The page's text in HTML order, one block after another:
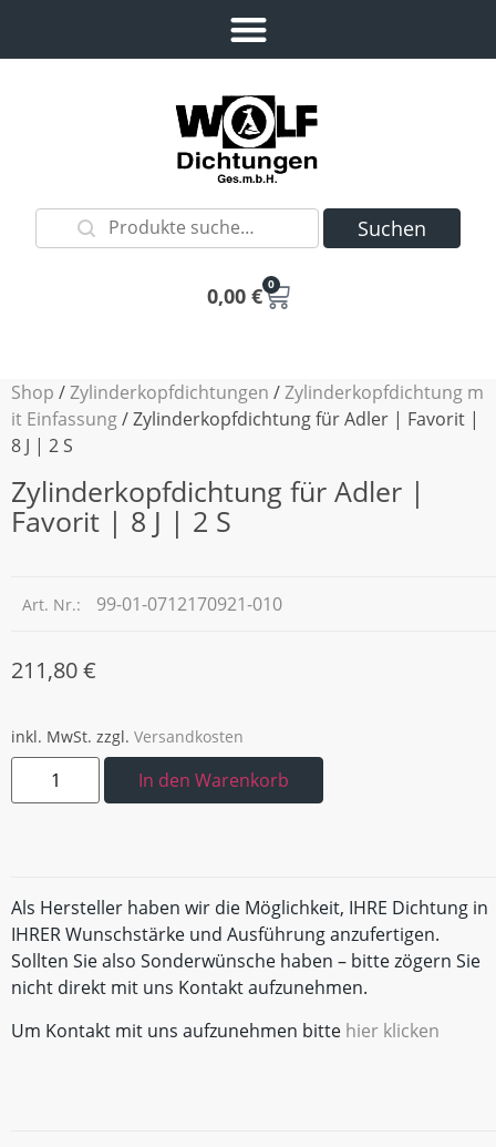
Suchen
0,00 € 0
Shop /Zylinderkopfdichtungen /Zylinderkopfdichtung m
it Einfassung/ Zylinderkopfdichtung für Adler | Favorit |
8 J | 2 S
Zylinderkopfdichtung für Adler |
Favorit | 8 J | 2 S
Art. Nr.: 99-01-0712170921-010
211,80€
inkl. MwSt. zzgl. Versandkosten
In den Warenkorb
Als Hersteller haben wir die Möglichkeit, IHRE Dichtung in
IHRER Wunschstärke und Ausführung anzufertigen.
Sollten Sie also Sonderwünsche haben – bitte zögern Sie
nicht direkt mit uns Kontakt aufzunehmen.
Um Kontakt mit uns aufzunehmen bitte hier klicken